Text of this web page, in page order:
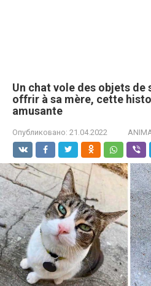
Un chat vole des objets de
offrir à sa mère, cette
amusante
Опубликовано: 21.04.2022